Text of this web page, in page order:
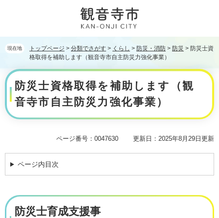
す。
し
文
現在地 トップページ > 分類でさがす > くらし > 防災・消防 > 防災 > 防災士資
格取得を補助します（観音寺市自主防災力強化事業）
本
文
防災士資格取得を補助します（観
音寺市自主防災力強化事業）
ページ番号：0047630 更新日：2025年8月29日更新
ページ内目次
防災士育成支援事